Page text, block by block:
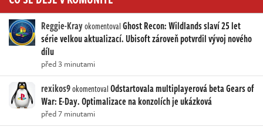
Reggie-KrayokomentovalGhost Recon: Wildlands slaví 25 let
série velkou aktualizací. Ubisoft zároveň potvrdil vývoj nového
dílu
před 3 minutami
rexikos9okomentovalOdstartovala multiplayerová beta Gears of
War: E-Day. Optimalizace na konzolích je ukázková
před 7 minutami